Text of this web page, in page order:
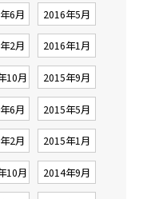
6月 2016年5月
2月 2016年1月
10月 2015年9月
6月 2015年5月
2月 2015年1月
10月 2014年9月